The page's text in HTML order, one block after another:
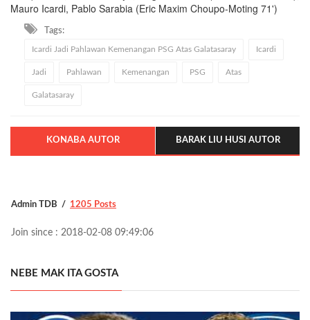
Mauro Icardi, Pablo Sarabia (Eric Maxim Choupo-Moting 71')
Tags:
Icardi Jadi Pahlawan Kemenangan PSG Atas Galatasaray Icardi
Jadi Pahlawan Kemenangan PSG Atas
Galatasaray
KONABA AUTOR BARAK LIU HUSI AUTOR
Admin TDB 1205 Posts
Join since : 2018-02-08 09:49:06
NEBE MAK ITA GOSTA